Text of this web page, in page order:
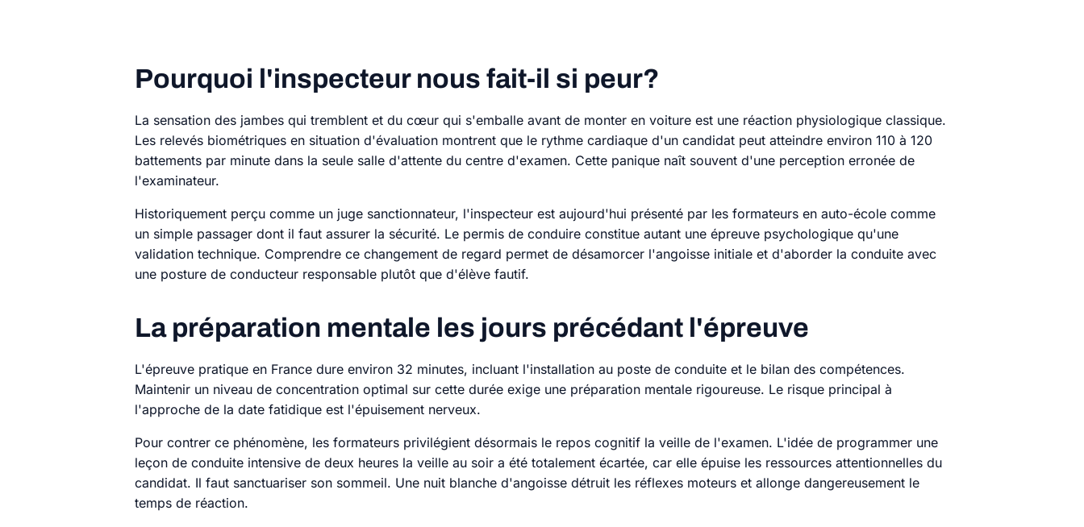
Pourquoi l'inspecteur nous fait-il si peur?
La sensation des jambes qui tremblent et du cœur qui s'emballe avant de monter en voiture est une réaction physiologique classique.
Les relevés biométriques en situation d'évaluation montrent que le rythme cardiaque d'un candidat peut atteindre environ 110 à 120
battements par minute dans la seule salle d'attente du centre d'examen. Cette panique naît souvent d'une perception erronée de
l'examinateur.
Historiquement perçu comme un juge sanctionnateur, l'inspecteur est aujourd'hui présenté par les formateurs en auto-école comme
un simple passager dont il faut assurer la sécurité. Le permis de conduire constitue autant une épreuve psychologique qu'une
validation technique. Comprendre ce changement de regard permet de désamorcer l'angoisse initiale et d'aborder la conduite avec
une posture de conducteur responsable plutôt que d'élève fautif.
La préparation mentale les jours précédant l'épreuve
L'épreuve pratique en France dure environ 32 minutes, incluant l'installation au poste de conduite et le bilan des compétences.
Maintenir un niveau de concentration optimal sur cette durée exige une préparation mentale rigoureuse. Le risque principal à
l'approche de la date fatidique est l'épuisement nerveux.
Pour contrer ce phénomène, les formateurs privilégient désormais le repos cognitif la veille de l'examen. L'idée de programmer une
leçon de conduite intensive de deux heures la veille au soir a été totalement écartée, car elle épuise les ressources attentionnelles du
candidat. Il faut sanctuariser son sommeil. Une nuit blanche d'angoisse détruit les réflexes moteurs et allonge dangereusement le
temps de réaction.